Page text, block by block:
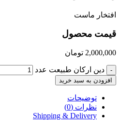
افتخار ماست
قیمت محصول
2,000,000 تومان
- دین ارکان طبیعت عدد
افزودن به سبد خرید
توضیحات
نظرات (0)
Shipping & Delivery